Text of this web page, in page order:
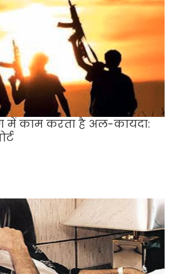
में काम करता है अल-कायदा: